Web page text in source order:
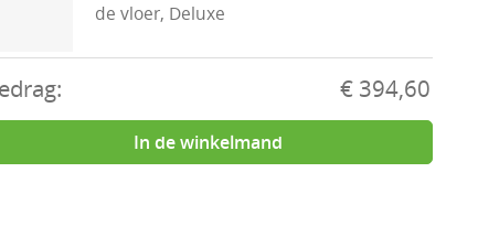
de vloer, Deluxe
€ 394,60
In de winkelmand